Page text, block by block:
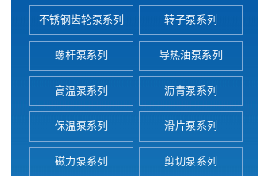
不锈钢齿轮泵系列 转子泵系列
螺杆泵系列 导热油泵系列
高温泵系列 沥青泵系列
保温泵系列 滑片泵系列
磁力泵系列 剪切泵系列